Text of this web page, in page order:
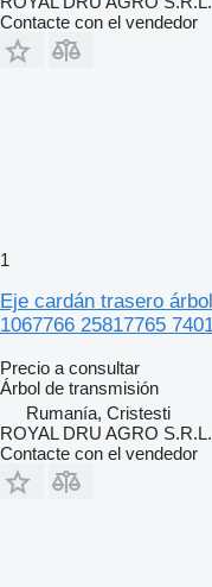
Contacte con el vendedor
1
Eje cardán trasero
1067766 25817765
Precio a consultar
Árbol de transmisión
Rumanía, Cristesti
ROYAL DRU AGRO S.R.L.
Contacte con el vendedor